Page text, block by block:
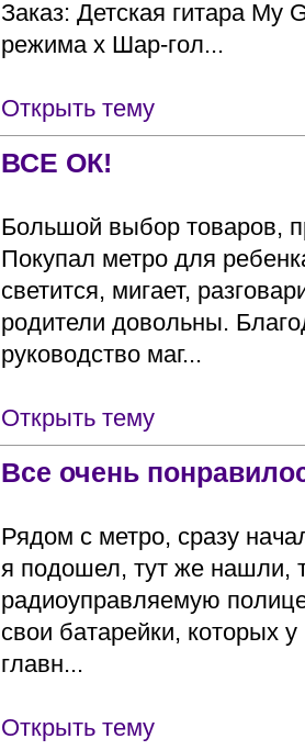
Заказ: Детская гитара My
режима x Шар-гол...
Открыть тему
ВСЕ ОК!
Большой выбор товаров,
Покупал метро для
светится, мигает,
родители довольны.
руководство маг...
Открыть тему
Все очень
Рядом с метро, сразу
я подошел, тут же нашли,
радиоуправляемую
свои батарейки, которых
главн...
Открыть тему